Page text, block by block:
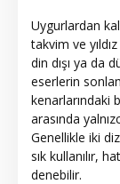
Uygurlardan
takvim ve
din dışı ya da
eserlerin
kenarlarındaki
arasında
Genellikle iki
sık kullanılır,
denebilir.